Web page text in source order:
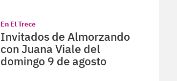
En El Trece
Invitados de Almorzando
con Juana Viale del
domingo 9 de agosto